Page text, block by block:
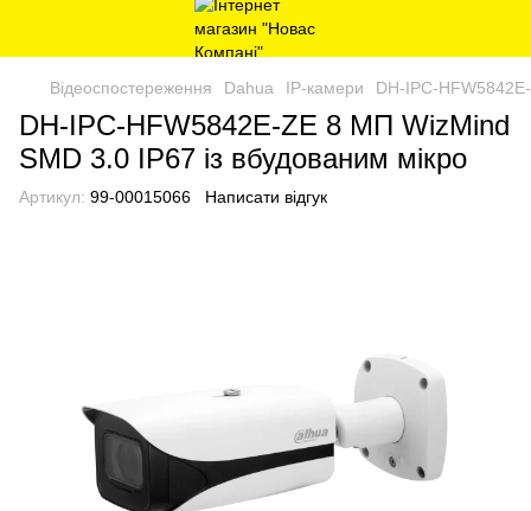
Відеоспостереження Dahua IP-камери DH-IPC-
DH-IPC-HFW5842E-ZE 8 МП WizMind
SMD 3.0 IP67 із вбудованим мікро
Артикул: 99-00015066 Написати відгук